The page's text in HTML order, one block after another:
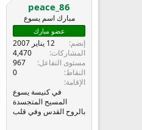
peace_86
مبارك اسم يسوع
عضو مبارك
إنضم
12 يناير 2007
المشاركات
4,470
مستوى التفاعل
967
النقاط
0
الإقامة
في كنيسة يسوع
المسيح المتجسدة
بالروح القدس وفي قلب